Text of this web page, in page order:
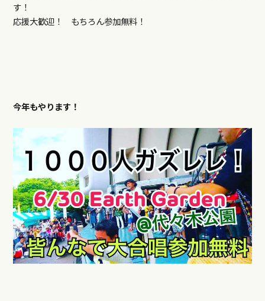
す！
応援大歓迎！ もちろん参加無料！
今年もやります！